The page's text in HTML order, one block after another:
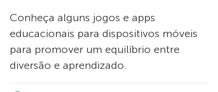
Conheça alguns jogos e apps
educacionais para dispositivos móveis
para promover um equilíbrio entre
diversão e aprendizado.